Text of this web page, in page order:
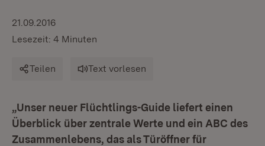
21.09.2016
Lesezeit: 4 Minuten
Teilen Text vorlesen
„Unser neuer Flüchtlings-Guide liefert einen
Überblick über zentrale Werte und ein ABC des
Zusammenlebens, das als Türöffner für